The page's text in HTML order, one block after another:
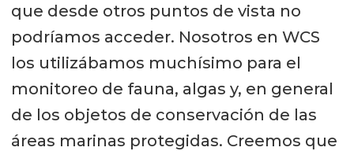
que desde otros puntos de vista no
podríamos acceder. Nosotros en WCS
los utilizábamos muchísimo para el
monitoreo de fauna, algas y, en general
de los objetos de conservación de las
áreas marinas protegidas. Creemos que